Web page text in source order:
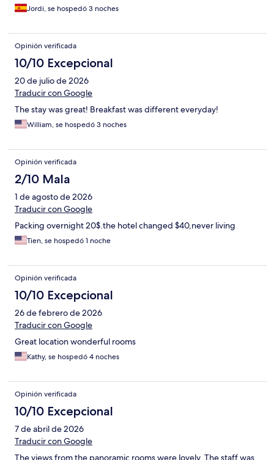
Jordi, se hospedó 3 noches
Opinión verificada
10/10 Excepcional
20 de julio de 2026
Traducir con Google
The stay was great! Breakfast was different everyday!
William, se hospedó 3 noches
Opinión verificada
2/10 Mala
1 de agosto de 2026
Traducir con Google
Packing overnight 20$.the hotel changed $40,never living
Tien, se hospedó 1 noche
Opinión verificada
10/10 Excepcional
26 de febrero de 2026
Traducir con Google
Great location wonderful rooms
Kathy, se hospedó 4 noches
Opinión verificada
10/10 Excepcional
7 de abril de 2026
Traducir con Google
The views from the panoramic rooms were lovely. The staff was